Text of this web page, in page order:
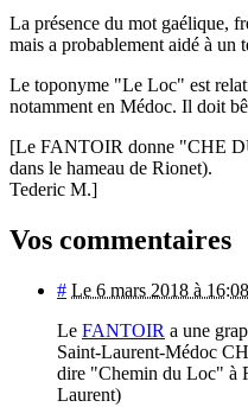
La présence du mot gaélique,
mais a probablement aidé à un
Le toponyme "Le Loc" est
notamment en Médoc. Il doit
[Le FANTOIR donne "CHE
dans le hameau de Rionet).
Tederic M.]
Vos commentaires
# Le 6 mars 2018 à 16:08
Le FANTOIR a une
Saint-Laurent-Médoc
dire "Chemin du Loc" à
Laurent)